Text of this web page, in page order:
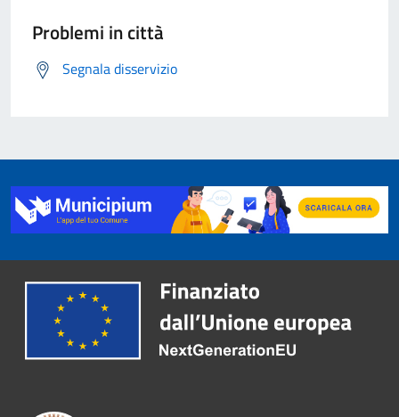
Problemi in città
Segnala disservizio